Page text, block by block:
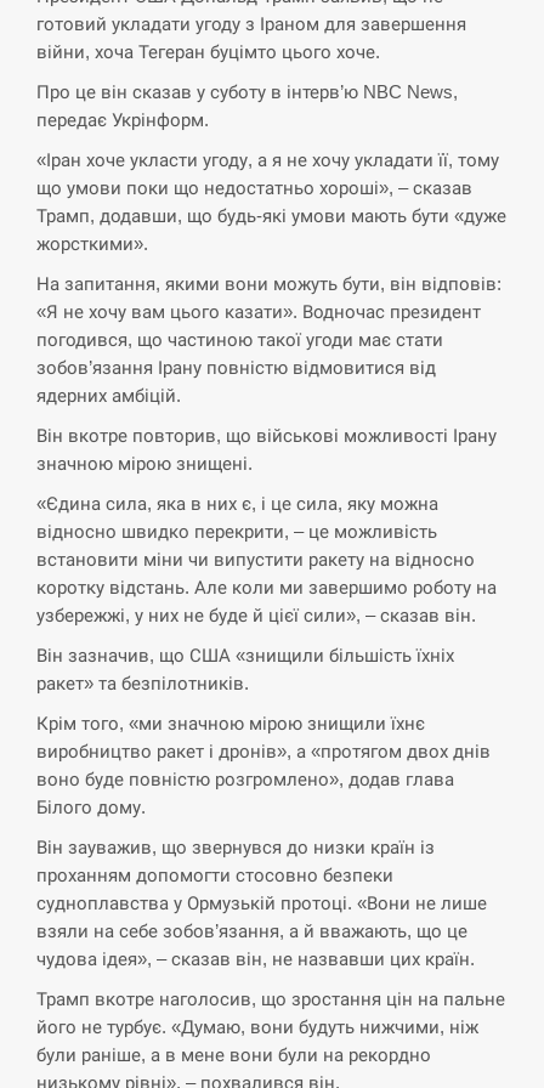
СЕРПЕНЬ
14:53
Экс-послу в США Стефанишиной вручили новое
подозрение и избирают меру…
СЕРПЕНЬ
У Росії розгортається ракетний підрозділ КНДР –
Reuters
СЕРПЕНЬ
14:23
Поставки ракет для ПВО сократились втрое,
хотя у партнеров они…
СЕРПЕНЬ
14:10
У Румунії затоплять чотири баржі для
збільшення потоку води до…
СЕРПЕНЬ
13:53
В Москве пожаловались на “кратный рост” атак
дронов Украины
СЕРПЕНЬ
13:40
Біля українського літака в аеропорту Лейпцига
виявили дрон, ймовірно, з…
СЕРПЕНЬ
13:23
“Они должны быть уничтожены”: в МИДе
ответили, как отреагируют на…
СЕРПЕНЬ
13:10
Тайвань проводить найбільші військові
навчання на тлі загрози вторгнення з…
готовий укладати угоду з Іраном для завершення
війни, хоча Тегеран буцімто цього хоче.
Про це він сказав у суботу в інтерв’ю NBC News,
передає Укрінформ.
«Іран хоче укласти угоду, а я не хочу укладати її, тому
що умови поки що недостатньо хороші», – сказав
Трамп, додавши, що будь-які умови мають бути «дуже
жорсткими».
На запитання, якими вони можуть бути, він відповів:
«Я не хочу вам цього казати». Водночас президент
погодився, що частиною такої угоди має стати
зобов’язання Ірану повністю відмовитися від
ядерних амбіцій.
Він вкотре повторив, що військові можливості Ірану
значною мірою знищені.
«Єдина сила, яка в них є, і це сила, яку можна
відносно швидко перекрити, – це можливість
встановити міни чи випустити ракету на відносно
коротку відстань. Але коли ми завершимо роботу на
узбережжі, у них не буде й цієї сили», – сказав він.
Він зазначив, що США «знищили більшість їхніх
ракет» та безпілотників.
Крім того, «ми значною мірою знищили їхнє
виробництво ракет і дронів», а «протягом двох днів
воно буде повністю розгромлено», додав глава
Білого дому.
Він зауважив, що звернувся до низки країн із
проханням допомогти стосовно безпеки
судноплавства у Ормузькій протоці. «Вони не лише
взяли на себе зобов’язання, а й вважають, що це
чудова ідея», – сказав він, не назвавши цих країн.
Трамп вкотре наголосив, що зростання цін на пальне
його не турбує. «Думаю, вони будуть нижчими, ніж
були раніше, а в мене вони були на рекордно
низькому рівні», – похвалився він.